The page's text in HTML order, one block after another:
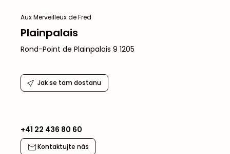
Aux Merveilleux de Fred
Plainpalais
Rond-Point de Plainpalais 9 1205
Jak se tam dostanu
+41 22 436 80 60
Kontaktujte nás